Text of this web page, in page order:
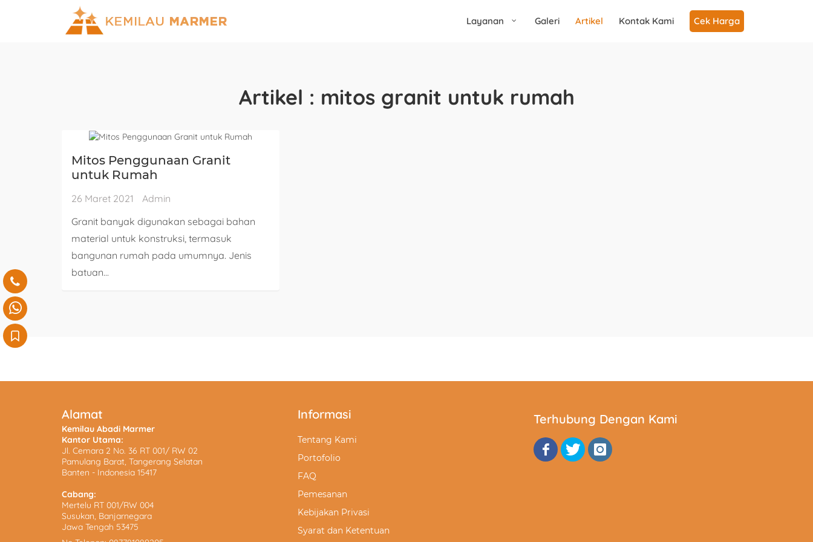
Layanan Galeri Artikel Kontak Kami Cek Harga
Artikel : mitos granit untuk rumah
Mitos Penggunaan Granit
untuk Rumah
26 Maret 2021
Admin
Granit banyak digunakan sebagai bahan
material untuk konstruksi, termasuk
bangunan rumah pada umumnya. Jenis
batuan...
Alamat
Kemilau Abadi Marmer
Kantor Utama:
Jl. Cemara 2 No. 36 RT 001/ RW 02
Pamulang Barat, Tangerang Selatan
Banten - Indonesia 15417
Cabang:
Mertelu RT 001/RW 004
Susukan, Banjarnegara
Jawa Tengah 53475
Informasi
Tentang Kami
Portofolio
FAQ
Pemesanan
Kebijakan Privasi
Syarat dan Ketentuan
Terhubung Dengan Kami